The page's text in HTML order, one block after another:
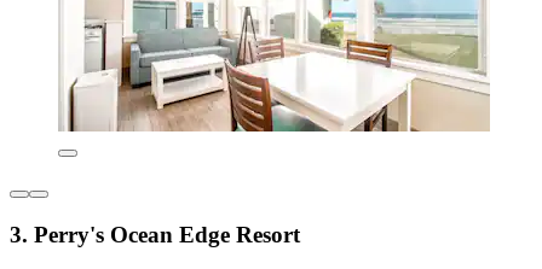
3. Perry's Ocean Edge Resort